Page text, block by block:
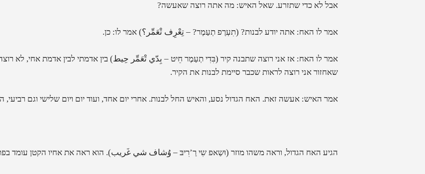
אבל לא כדי שתזרע. שאל האיש: מה אתה רוצה שאעשה?
אמר לו האח: אתה יודע לבנות? (תִעְרֶפ תְעַמֶר? – تِعْرِف تْعَمِّر؟)אמר לו: כן.
אמר לו האח: אז אני רוצה שתבנה קיר (בִּדִי תְעַמֶר חֵיט – بِدّي تْعَمِّر حِيط)בין אדמתי לבין אדמת אחי, לא
שאחזור אני רוצה לראות שכבר סיימת לבנות את הקיר.
אמר האיש:אעשה זאת. האח הגדול נסע, והאיש החל לבנות. אחרי יום אחד, ועוד יום ויום שלישי וגם רביעי,
הגיע האח הגדול, וראה משהו מוזר (וּשַאפ שִי רַ’רִיבּ – وُشاف شي غَريب). הוא ראה את אחיו הקטן עומד